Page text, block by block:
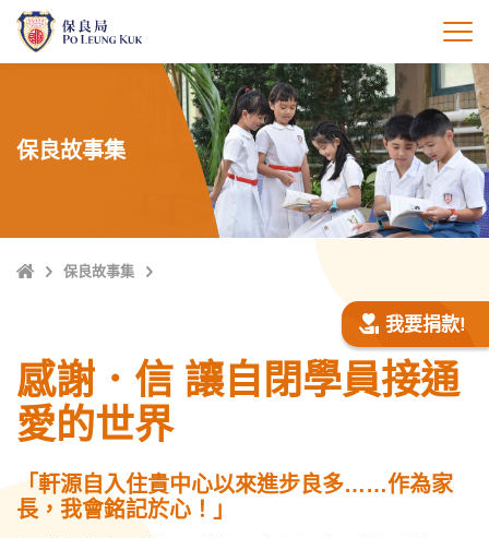
打
保良故事集
主
保良故事集
我要捐款!
感謝．信 讓自閉學員接通
愛的世界
「軒源自入住貴中心以來進步良多……作為家
長，我會銘記於心！」